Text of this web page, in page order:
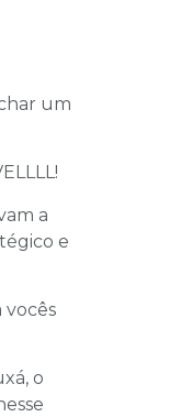
um
a
e
vocês
o